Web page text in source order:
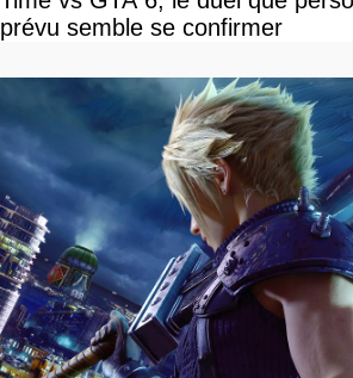
prévu semble se confirmer